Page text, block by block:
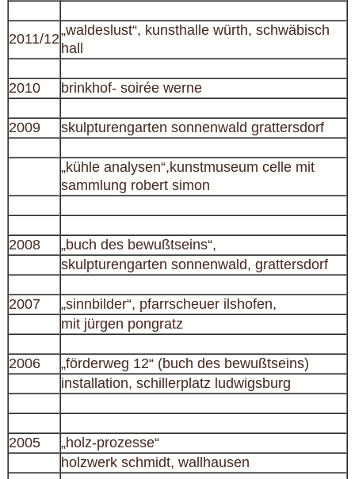
2011/12
„waldeslust“, kunsthalle würth, schwäbisch
hall
2010 brinkhof- soirée werne
2009 skulpturengarten sonnenwald grattersdorf
„kühle analysen“,kunstmuseum celle mit
sammlung robert simon
2008
„buch des bewußtseins“,
skulpturengarten sonnenwald, grattersdorf
2007
„sinnbilder“, pfarrscheuer ilshofen,
mit jürgen pongratz
2006
„förderweg 12“ (buch des bewußtseins)
installation, schillerplatz ludwigsburg
2005
„holz-prozesse“
holzwerk schmidt, wallhausen